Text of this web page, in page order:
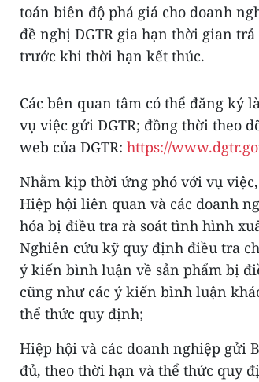
toán biên độ phá giá cho doanh
đề nghị DGTR gia hạn thời gian
trước khi thời hạn kết thúc.
Các bên quan tâm có thể đăng ký
vụ việc gửi DGTR; đồng thời theo
web của DGTR: https://
Nhằm kịp thời ứng phó với vụ
Hiệp hội liên quan và các doanh
hóa bị điều tra rà soát tình hình
Nghiên cứu kỹ quy định điều tra
ý kiến bình luận về sản phẩm bị
cũng như các ý kiến bình luận
thể thức quy định;
Hiệp hội và các doanh nghiệp gửi
đủ, theo thời hạn và thể thức quy